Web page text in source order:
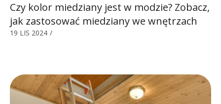
Czy kolor miedziany jest w modzie? Zobacz,
jak zastosować miedziany we wnętrzach
19 LIS 2024 /